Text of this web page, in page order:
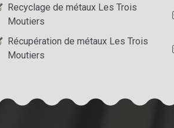
Recyclage de métaux Les Trois
Moutiers
Récupération de métaux Les Trois
Moutiers